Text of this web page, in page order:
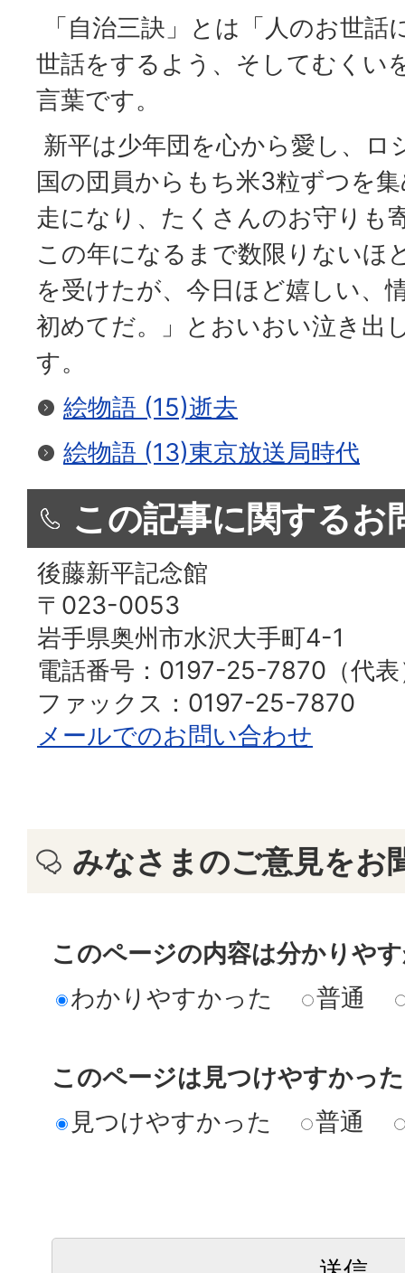
「自治三訣」とは「人のお世
世話をするよう、そしてむくい
言葉です。
新平は少年団を心から愛し、ロ
国の団員からもち米3粒ずつを
走になり、たくさんのお守りも
この年になるまで数限りないほ
を受けたが、今日ほど嬉しい、
初めてだ。」とおいおい泣き出
す。
絵物語 (15)逝去
絵物語 (13)東京放送局時代
この記事に関するお
後藤新平記念館
〒023-0053
岩手県奥州市水沢大手町4-1
電話番号：0197-25-7870（代表
ファックス：0197-25-7870
メールでのお問い合わせ
みなさまのご意見をお
このページの内容は分かりや
わかりやすかった
普通
このページは見つけやすかっ
見つけやすかった
普通